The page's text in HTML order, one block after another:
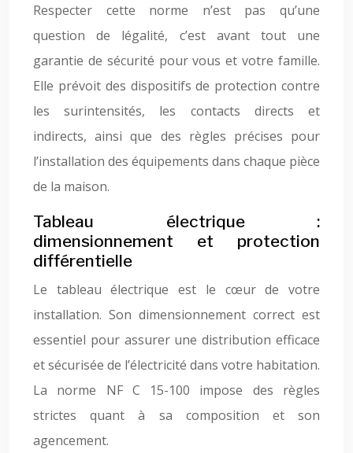
Respecter cette norme n’est pas qu’une
question de légalité, c’est avant tout une
garantie de sécurité pour vous et votre famille.
Elle prévoit des dispositifs de protection contre
les surintensités, les contacts directs et
indirects, ainsi que des règles précises pour
l’installation des équipements dans chaque pièce
de la maison.
Tableau électrique :
dimensionnement et protection
différentielle
Le tableau électrique est le cœur de votre
installation. Son dimensionnement correct est
essentiel pour assurer une distribution efficace
et sécurisée de l’électricité dans votre habitation.
La norme NF C 15-100 impose des règles
strictes quant à sa composition et son
agencement.